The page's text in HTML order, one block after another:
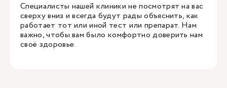
Специалисты нашей клиники не посмотрят на вас
сверху вниз и всегда будут рады объяснить, как
работает тот или иной тест или препарат. Нам
важно, чтобы вам было комфортно доверить нам
своё здоровье.